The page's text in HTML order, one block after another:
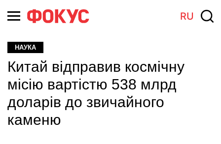
RU
НАУКА
Китай відправив космічну
місію вартістю 538 млрд
доларів до звичайного
каменю